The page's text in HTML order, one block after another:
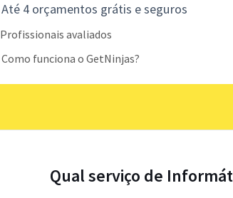
Até 4 orçamentos grátis e seguros
Profissionais avaliados
Como funciona o GetNinjas?
Qual serviço de